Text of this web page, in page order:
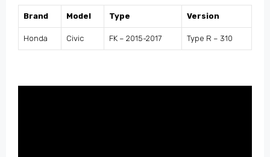
Brand Model Type Version
Honda Civic FK – 2015-2017 Type R – 310